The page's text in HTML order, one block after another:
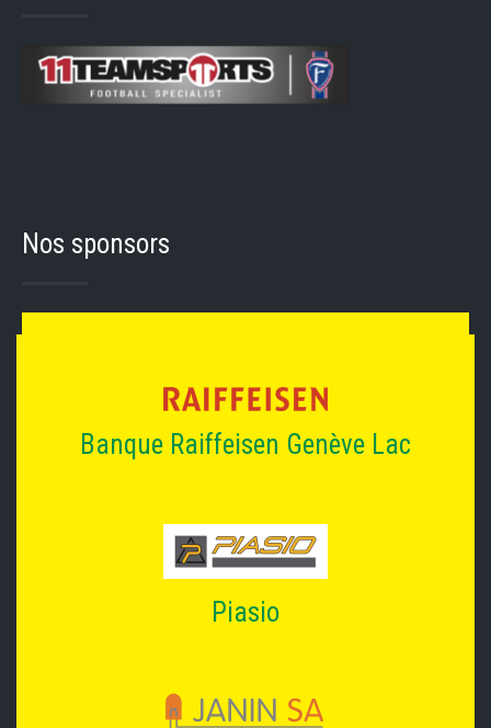
Nos sponsors
Banque Raiffeisen Genève Lac
Piasio